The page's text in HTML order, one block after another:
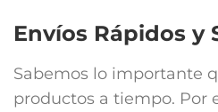
Envíos Rápidos y
Sabemos lo importante
productos a tiempo. Por